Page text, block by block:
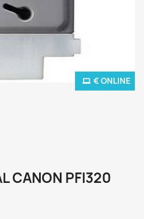
€ ONLINE
CANON PFI320